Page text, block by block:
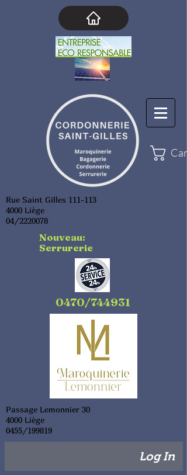
Cart
Rue Saint Gilles 111-113
4000 Liège
04/2220078
Nouveau:
Serrurerie
0470/744931
Passage Lemonnier 30
4000 Liège
0455/199819
Log In